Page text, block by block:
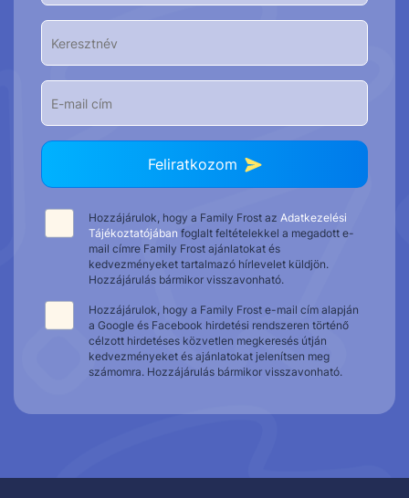
Feliratkozom
Hozzájárulok, hogy a Family Frost az Adatkezelési
Tájékoztatójában foglalt feltételekkel a megadott e-
mail címre Family Frost ajánlatokat és
kedvezményeket tartalmazó hírlevelet küldjön.
Hozzájárulás bármikor visszavonható.
Hozzájárulok, hogy a Family Frost e-mail cím alapján
a Google és Facebook hirdetési rendszeren történő
célzott hirdetéses közvetlen megkeresés útján
kedvezményeket és ajánlatokat jelenítsen meg
számomra. Hozzájárulás bármikor visszavonható.